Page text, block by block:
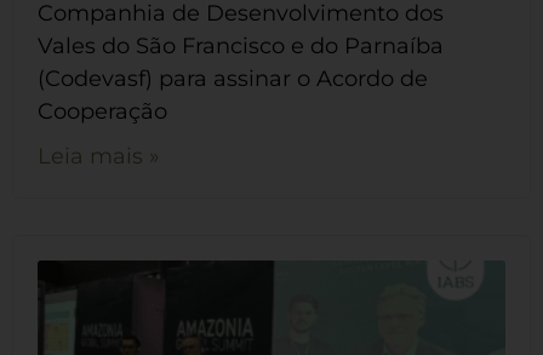
Companhia de Desenvolvimento dos
Vales do São Francisco e do Parnaíba
(Codevasf) para assinar o Acordo de
Cooperação
Leia mais »